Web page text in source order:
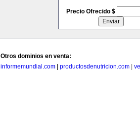
Precio Ofrecido $
Otros dominios en venta:
informemundial.com
productosdenutricion.com